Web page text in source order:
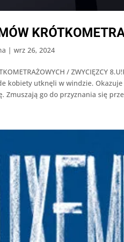
|wrz 26, 2024
/ ZWYCIĘZCY
kobiety utknęli w windzie.
Zmuszają go do przyznania się